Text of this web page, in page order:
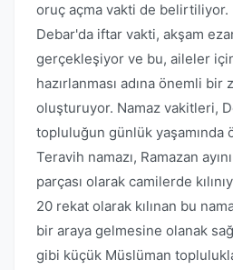
oruç açma vakti de belirtiliyor.
Debar'da iftar vakti, akşam
gerçekleşiyor ve bu, aileler
hazırlanması adına önemli bir
oluşturuyor. Namaz vakitleri,
topluluğun günlük yaşamında
Teravih namazı, Ramazan
parçası olarak camilerde
20 rekat olarak kılınan bu
bir araya gelmesine olanak
gibi küçük Müslüman